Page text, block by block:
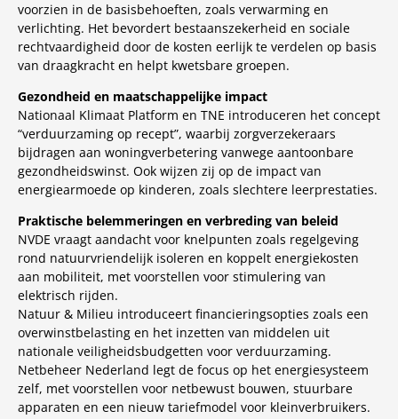
voorzien in de basisbehoeften, zoals verwarming en
verlichting. Het bevordert bestaanszekerheid en sociale
rechtvaardigheid door de kosten eerlijk te verdelen op basis
van draagkracht en helpt kwetsbare groepen.
Gezondheid en maatschappelijke impact
Nationaal Klimaat Platform en TNE introduceren het concept
“verduurzaming op recept”, waarbij zorgverzekeraars
bijdragen aan woningverbetering vanwege aantoonbare
gezondheidswinst. Ook wijzen zij op de impact van
energiearmoede op kinderen, zoals slechtere leerprestaties.
Praktische belemmeringen en verbreding van beleid
NVDE vraagt aandacht voor knelpunten zoals regelgeving
rond natuurvriendelijk isoleren en koppelt energiekosten
aan mobiliteit, met voorstellen voor stimulering van
elektrisch rijden.
Natuur & Milieu introduceert financieringsopties zoals een
overwinstbelasting en het inzetten van middelen uit
nationale veiligheidsbudgetten voor verduurzaming.
Netbeheer Nederland legt de focus op het energiesysteem
zelf, met voorstellen voor netbewust bouwen, stuurbare
apparaten en een nieuw tariefmodel voor kleinverbruikers.